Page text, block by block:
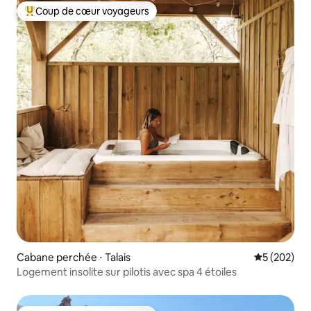
Coups de cœur voyageurs les plus appréciés
Coup de cœur voyageurs
Cabane perchée ⋅ Talais Évaluation
5 (202)
Logement insolite sur pilotis avec spa 4 étoiles